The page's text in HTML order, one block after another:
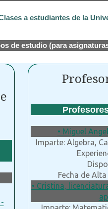
a estudiantes de la
de estudio (para
• Miguel
Imparte: Algebra,
Fecha de
• Cristina,